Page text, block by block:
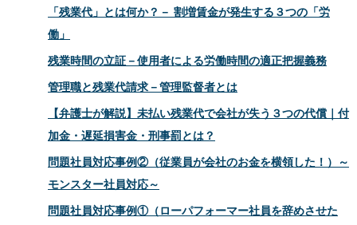
「残業代」とは何か？－ 割増賃金が発生する３つの「労
働」
残業時間の立証－使用者による労働時間の適正把握義務
管理職と残業代請求－管理監督者とは
【弁護士が解説】未払い残業代で会社が失う３つの代償｜付
加金・遅延損害金・刑事罰とは？
問題社員対応事例②（従業員が会社のお金を横領した！）～
モンスター社員対応～
問題社員対応事例①（ローパフォーマー社員を辞めさせた